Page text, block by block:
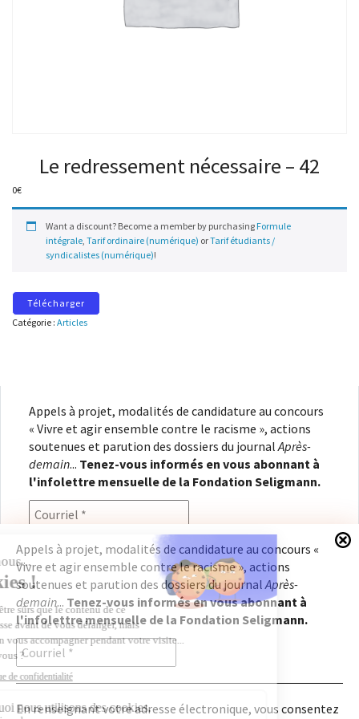
Le redressement nécessaire – 42
0€
Want a discount? Become a member by purchasing Formule
intégrale, Tarif ordinaire (numérique) orTarif étudiants /
syndicalistes (numérique)!
Télécharger
Catégorie : Articles
Appels à projet, modalités de candidature au concours
« Vivre et agir ensemble contre le racisme », actions
soutenues et parution des dossiers du journal Après-
demain... Tenez-vous informés en vous abonnant à
l'infolettre mensuelle de la Fondation Seligmann.
En renseignant votre adresse électronique, vous
consentez à recevoir l'infolettre de la Fondation
Seligmann, conformément à notrepolitique de
confidentialité. Il vous sera possible de vous
désabonner à tout moment.
Appels à projet, modalités de candidature au concours «
Vivre et agir ensemble contre le racisme », actions
soutenues et parution des dossiers du journalAprès-
demain... Tenez-vous informés en vous abonnant à
l'infolettre mensuelle de la Fondation Seligmann.
En renseignant votre adresse électronique, vous consentez